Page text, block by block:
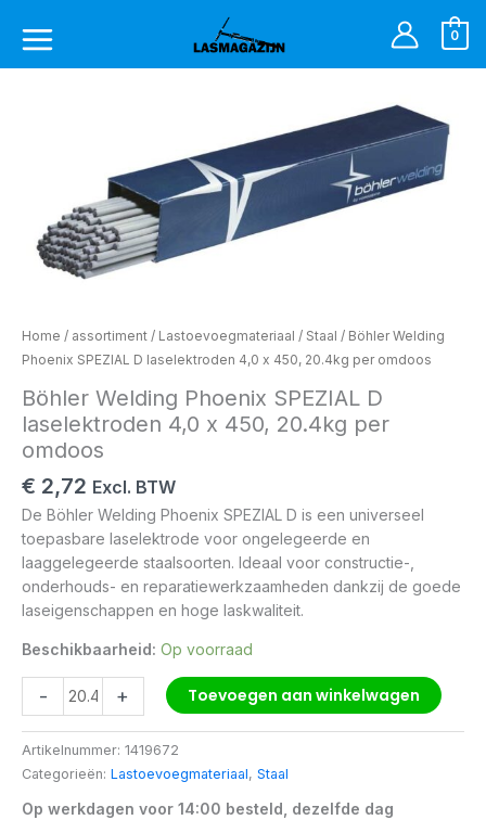
naar
0
Home / assortiment / Lastoevoegmateriaal / Staal / Böhler Welding
Phoenix SPEZIAL D laselektroden 4,0 x 450, 20.4kg per omdoos
Böhler Welding Phoenix SPEZIAL D
laselektroden 4,0 x 450, 20.4kg per
omdoos
€ 2,72 Excl. BTW
De Böhler Welding Phoenix SPEZIAL D is een universeel
toepasbare laselektrode voor ongelegeerde en
laaggelegeerde staalsoorten. Ideaal voor constructie-,
onderhouds- en reparatiewerkzaamheden dankzij de goede
laseigenschappen en hoge laskwaliteit.
Beschikbaarheid: Op voorraad
-
laselektroden
4,0
per
omdoos
aantal
+ Toevoegen aan winkelwagen
Artikelnummer: 1419672
Categorieën: Lastoevoegmateriaal, Staal
Op werkdagen voor 14:00 besteld, dezelfde dag